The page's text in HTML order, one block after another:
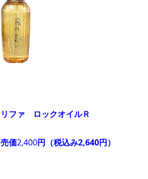
リファ ロックオイルＲ
売価2,400円（税込み2,640円）